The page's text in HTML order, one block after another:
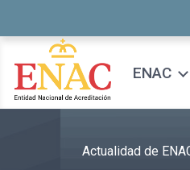
ENAC
Actualidad de